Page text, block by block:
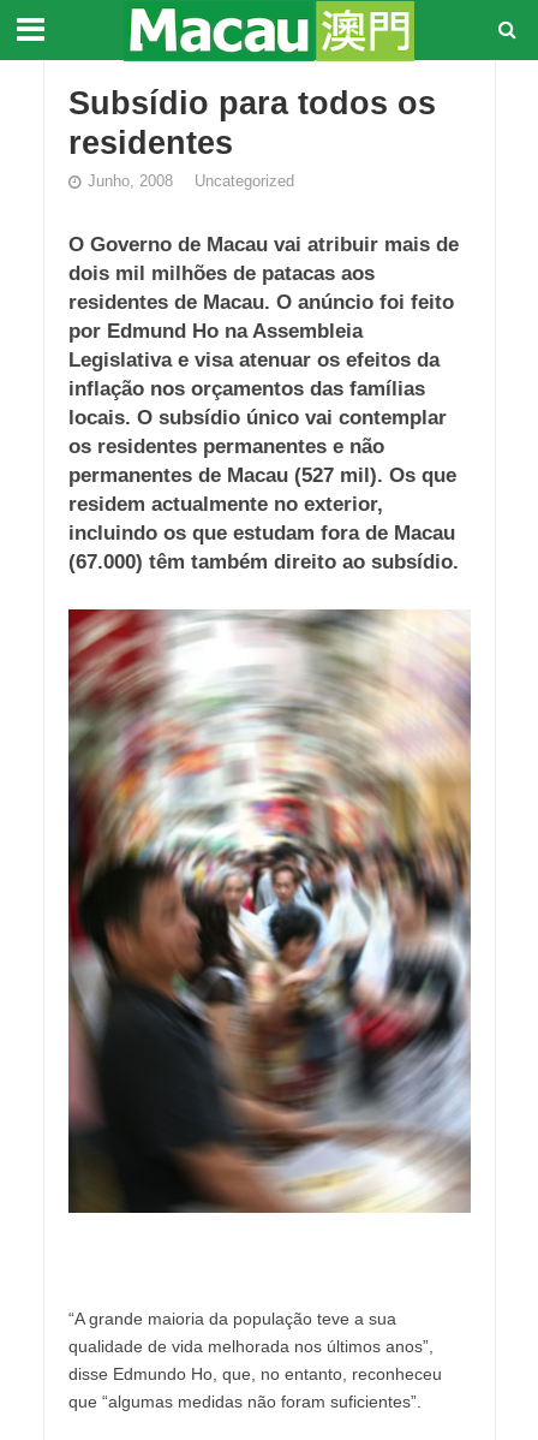
Subsídio para todos os
residentes
Junho, 2008 Uncategorized
O Governo de Macau vai atribuir mais de
dois mil milhões de patacas aos
residentes de Macau. O anúncio foi feito
por Edmund Ho na Assembleia
Legislativa e visa atenuar os efeitos da
inflação nos orçamentos das famílias
locais. O subsídio único vai contemplar
os residentes permanentes e não
permanentes de Macau (527 mil). Os que
residem actualmente no exterior,
incluindo os que estudam fora de Macau
(67.000) têm também direito ao subsídio.
“A grande maioria da população teve a sua
qualidade de vida melhorada nos últimos anos”,
disse Edmundo Ho, que, no entanto, reconheceu
que “algumas medidas não foram suficientes”.